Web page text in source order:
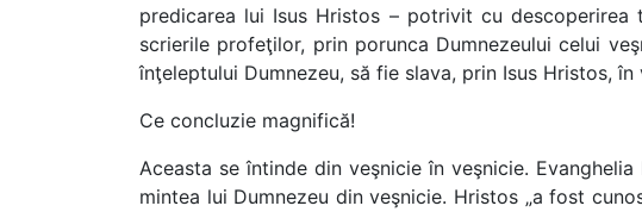
predicarea lui Isus Hristos – potrivit cu
scrierile profeţilor, prin porunca Dumnezeului celui
înţeleptului Dumnezeu, să fie slava, prin Isus Hristos,
Ce concluzie magnifică!
Aceasta se întinde din veşnicie în veşnicie.
mintea lui Dumnezeu din veşnicie. Hristos „a fost